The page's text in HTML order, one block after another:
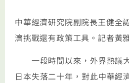
中華經濟研究院副院長王健全
濟挑戰還有政策工具。記者黃
一段時間以來，外界熱議
日本失落二十年，對此中華經